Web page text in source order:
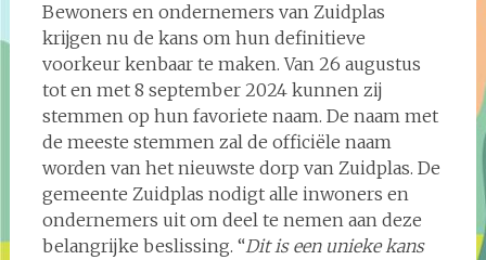
Bewoners en ondernemers van Zuidplas
krijgen nu de kans om hun definitieve
voorkeur kenbaar te maken. Van 26 augustus
tot en met 8 september 2024 kunnen zij
stemmen op hun favoriete naam. De naam met
de meeste stemmen zal de officiële naam
worden van het nieuwste dorp van Zuidplas. De
gemeente Zuidplas nodigt alle inwoners en
ondernemers uit om deel te nemen aan deze
belangrijke beslissing. “Dit is een unieke kans